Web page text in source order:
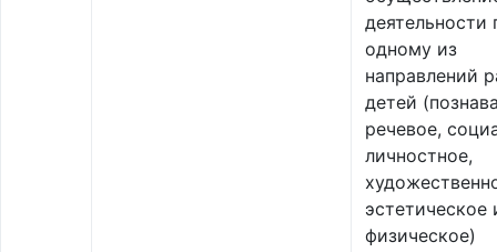
деятельности
одному из
направлений
детей
речевое,
личностное,
эстетическое
физическое)